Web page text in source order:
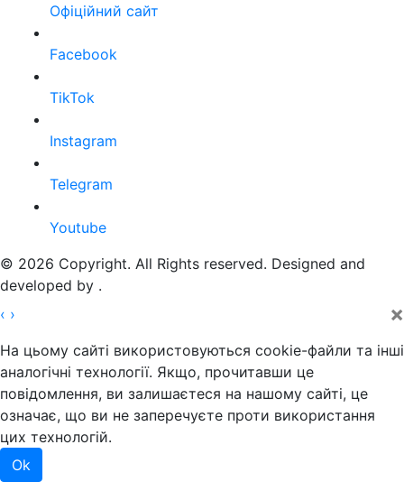
Офіційний сайт
Facebook
TikTok
Instagram
Telegram
Youtube
© 2026 Copyright. All Rights reserved. Designed and
developed by .
‹ › ×
На цьому сайті використовуються cookie-файли та інші
аналогічні технології. Якщо, прочитавши це
повідомлення, ви залишаєтеся на нашому сайті, це
означає, що ви не заперечуєте проти використання
цих технологій.
Ok